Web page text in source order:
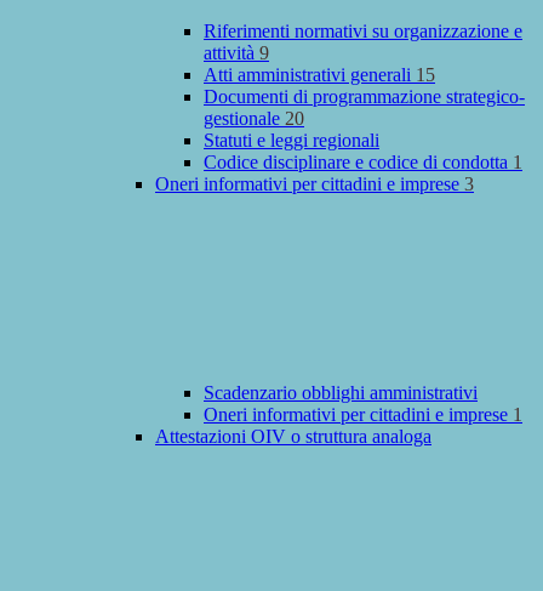
Riferimenti normativi su organizzazione e
attività 9
Atti amministrativi generali 15
Documenti di programmazione strategico-
gestionale 20
Statuti e leggi regionali
Codice disciplinare e codice di condotta 1
Oneri informativi per cittadini e imprese 3
Scadenzario obblighi amministrativi
Oneri informativi per cittadini e imprese 1
Attestazioni OIV o struttura analoga